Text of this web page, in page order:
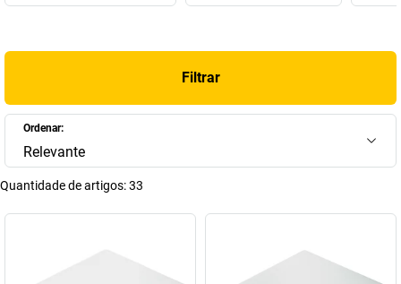
Filtrar
Ordenar:
Relevante
Quantidade de artigos:33